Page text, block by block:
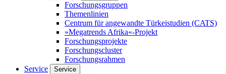
Forschungsgruppen
Themenlinien
Centrum für angewandte Türkeistudien (CATS)
»Megatrends Afrika«-Projekt
Forschungsprojekte
Forschungscluster
Forschungsrahmen
Service
Service